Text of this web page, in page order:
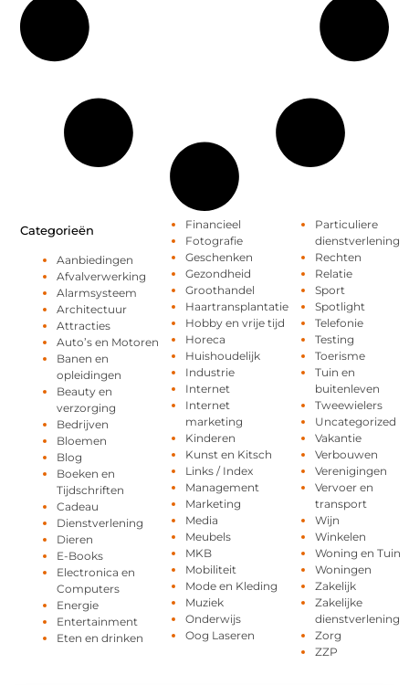
Categorieën
Aanbiedingen
Afvalverwerking
Alarmsysteem
Architectuur
Attracties
Auto’s en Motoren
Banen en
opleidingen
Beauty en
verzorging
Bedrijven
Bloemen
Blog
Boeken en
Tijdschriften
Cadeau
Dienstverlening
Dieren
E-Books
Electronica en
Computers
Energie
Entertainment
Eten en drinken
Financieel
Fotografie
Geschenken
Gezondheid
Groothandel
Haartransplantatie
Hobby en vrije tijd
Horeca
Huishoudelijk
Industrie
Internet
Internet
marketing
Kinderen
Kunst en Kitsch
Links / Index
Management
Marketing
Media
Meubels
MKB
Mobiliteit
Mode en Kleding
Muziek
Onderwijs
Oog Laseren
Particuliere
dienstverlening
Rechten
Relatie
Sport
Spotlight
Telefonie
Testing
Toerisme
Tuin en
buitenleven
Tweewielers
Uncategorized
Vakantie
Verbouwen
Verenigingen
Vervoer en
transport
Wijn
Winkelen
Woning en Tuin
Woningen
Zakelijk
Zakelijke
dienstverlening
Zorg
ZZP